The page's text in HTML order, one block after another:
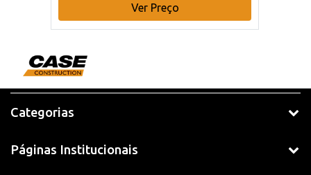
Ver Preço
Categorias
Páginas Institucionais